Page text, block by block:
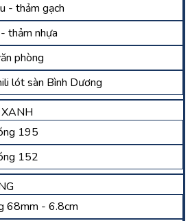
- thảm gạch
thảm nhựa
phòng
lót sàn Bình Dương
195
152
68mm - 6.8cm